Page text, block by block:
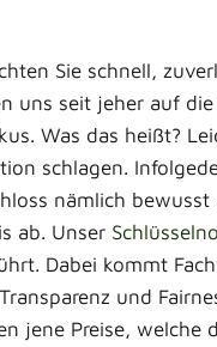
Sie schnell,
uns seit jeher auf
Was das heißt?
schlagen.
nämlich
ab. Unser
Dabei kommt
und
jene Preise, welche